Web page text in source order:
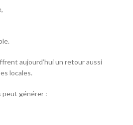
aujourd’hui un retour aussi
locales.
peut générer :